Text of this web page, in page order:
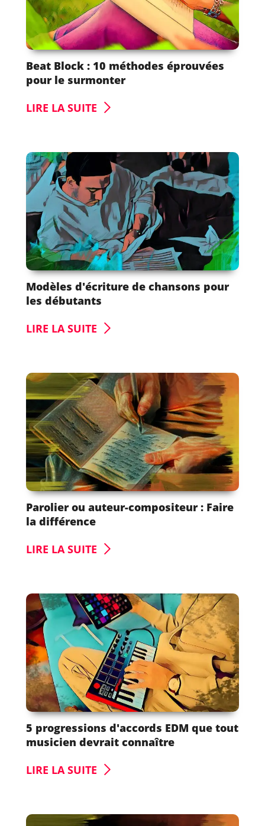
Beat Block : 10 méthodes éprouvées
pour le surmonter
LIRE LA SUITE
Modèles d'écriture de chansons pour
les débutants
LIRE LA SUITE
Parolier ou auteur-compositeur : Faire
la différence
LIRE LA SUITE
5 progressions d'accords EDM que tout
musicien devrait connaître
LIRE LA SUITE